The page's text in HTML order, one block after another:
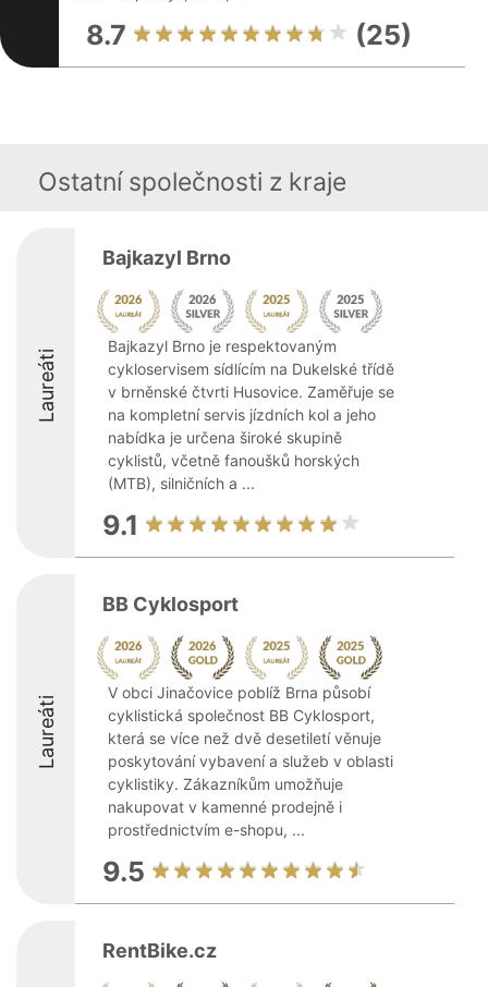
8.7 (25)
Ostatní společnosti z kraje
Laureáti
Bajkazyl Brno
Bajkazyl Brno je respektovaným
cykloservisem sídlícím na Dukelské třídě
v brněnské čtvrti Husovice. Zaměřuje se
na kompletní servis jízdních kol a jeho
nabídka je určena široké skupině
cyklistů, včetně fanoušků horských
(MTB), silničních a ...
9.1
Laureáti
BB Cyklosport
V obci Jinačovice poblíž Brna působí
cyklistická společnost BB Cyklosport,
která se více než dvě desetiletí věnuje
poskytování vybavení a služeb v oblasti
cyklistiky. Zákazníkům umožňuje
nakupovat v kamenné prodejně i
prostřednictvím e-shopu, ...
9.5
RentBike.cz